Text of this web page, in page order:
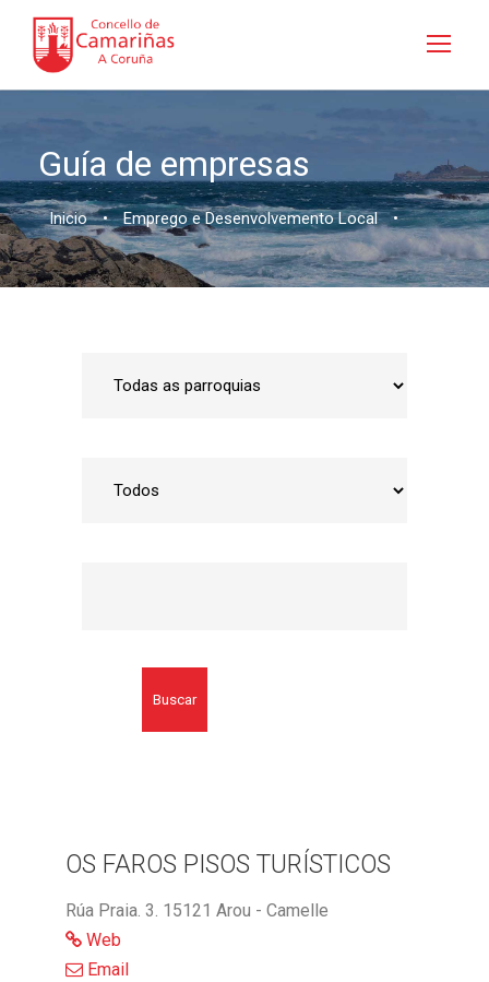
Guía de empresas
Inicio • Emprego e Desenvolvemento Local •
Buscar
OS FAROS PISOS TURÍSTICOS
Rúa Praia. 3. 15121 Arou - Camelle
Web
Email